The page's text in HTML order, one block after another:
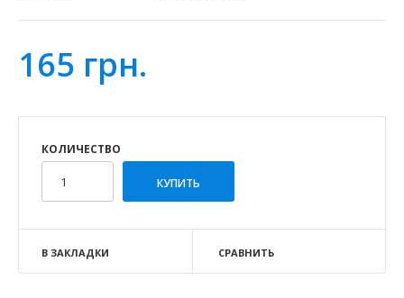
165 грн.
КОЛИЧЕСТВО
В ЗАКЛАДКИ СРАВНИТЬ